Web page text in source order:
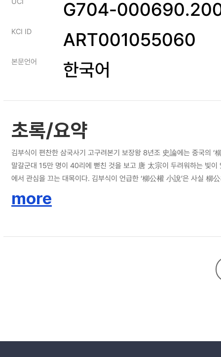
G704-
KCI ID ART001055060
본문언어 한국어
초록/요약
김부식이 편찬한 삼국사기 고구려본기 보장왕 8년조 史論에는 중국의
말갈군대 15만 명이 40리에 뻗친 것을 보고 唐 太宗이 두려워하는 빛
에서 관심을 끄는 대목이다. 김부식이 언급한 ‘柳公權 小說’은 사실
나타나고 있다. 김부식은 이 책을 보지 못하고 이 기록을 담고 있는 ‘
more